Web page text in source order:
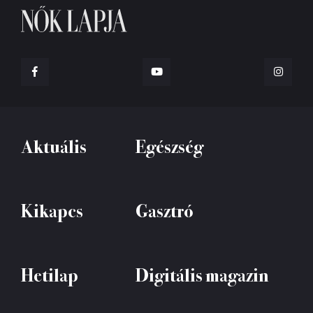
Aktuális Egészség
Kikapcs Gasztró
Hetilap Digitális magazin